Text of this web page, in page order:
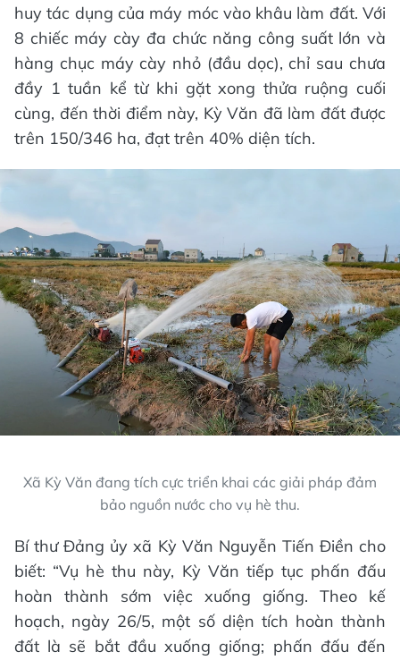
huy tác dụng của máy móc vào khâu làm đất. Với
8 chiếc máy cày đa chức năng công suất lớn và
hàng chục máy cày nhỏ (đầu dọc), chỉ sau chưa
đầy 1 tuần kể từ khi gặt xong thửa ruộng cuối
cùng, đến thời điểm này, Kỳ Văn đã làm đất được
trên 150/346 ha, đạt trên 40% diện tích.
Xã Kỳ Văn đang tích cực triển khai các giải pháp đảm
bảo nguồn nước cho vụ hè thu.
Bí thư Đảng ủy xã Kỳ Văn Nguyễn Tiến Điền cho
biết: “Vụ hè thu này, Kỳ Văn tiếp tục phấn đấu
hoàn thành sớm việc xuống giống. Theo kế
hoạch, ngày 26/5, một số diện tích hoàn thành
đất là sẽ bắt đầu xuống giống; phấn đấu đến